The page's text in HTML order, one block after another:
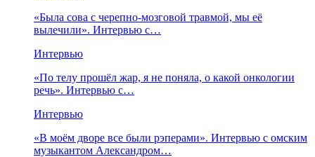
«Была сова с черепно-мозговой травмой, мы её
вылечили». Интервью с…
Интервью
«По телу прошёл жар, я не поняла, о какой онкологии
речь». Интервью с…
Интервью
«В моём дворе все были рэперами». Интервью с омским
музыкантом Александром…